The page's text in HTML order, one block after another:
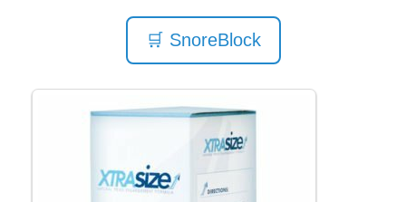
🛒 SnoreBlock